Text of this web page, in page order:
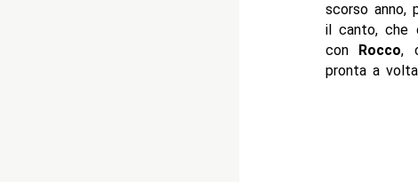
scorso anno,
il canto, che
con
Rocco,
pronta a